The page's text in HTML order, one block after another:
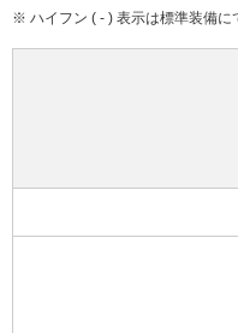
※ ハイフン ( - ) 表示は標準装備に